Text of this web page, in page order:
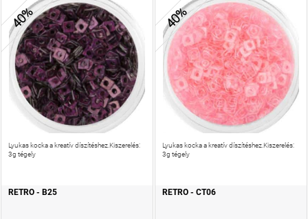
40%
Lyukas kocka a kreatív díszítéshez.Kiszerelés:
3g tégely
RETRO - B25
40%
Lyukas kocka a kreatív díszítéshez.Kiszerelés:
3g tégely
RETRO - CT06